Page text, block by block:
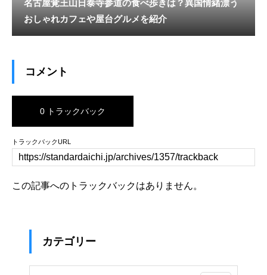
名古屋覚王山日泰寺参道の食べ歩きは？異国情緒漂う
おしゃれカフェや屋台グルメを紹介
コメント
0 トラックバック
トラックバックURL
この記事へのトラックバックはありません。
カテゴリー